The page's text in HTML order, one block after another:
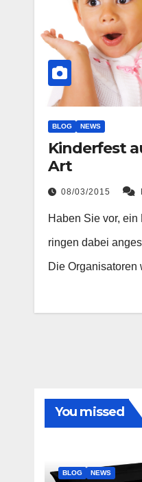
BLOG NEWS
Kinderfest
Art
08/03/2015
Haben Sie vor, ein
ringen dabei
Die
You missed
BLOG NEWS